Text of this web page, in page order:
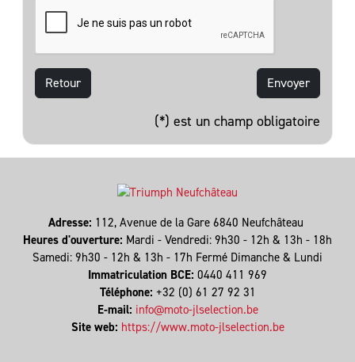
Retour
(*) est un champ obligatoire
Adresse: 112, Avenue de la Gare 6840 Neufchâteau
Heures d'ouverture: Mardi - Vendredi: 9h30 - 12h & 13h - 18h
Samedi: 9h30 - 12h & 13h - 17h Fermé Dimanche & Lundi
Immatriculation BCE: 0440 411 969
Téléphone: +32 (0) 61 27 92 31
E-mail: info@moto-jlselection.be
Site web: https://www.moto-jlselection.be